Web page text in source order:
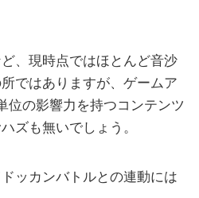
、現時点ではほとんど音沙
ではありますが、ゲームア
位の影響力を持つコンテンツ
ズも無いでしょう。
ッカンバトルとの連動には